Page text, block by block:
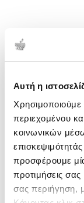
Αυτή η
Χρησιμοποιούμε
περιεχομένου
κοινωνικών
προσφέρουμε
προτιμήσεις σας
σας περιήγηση,